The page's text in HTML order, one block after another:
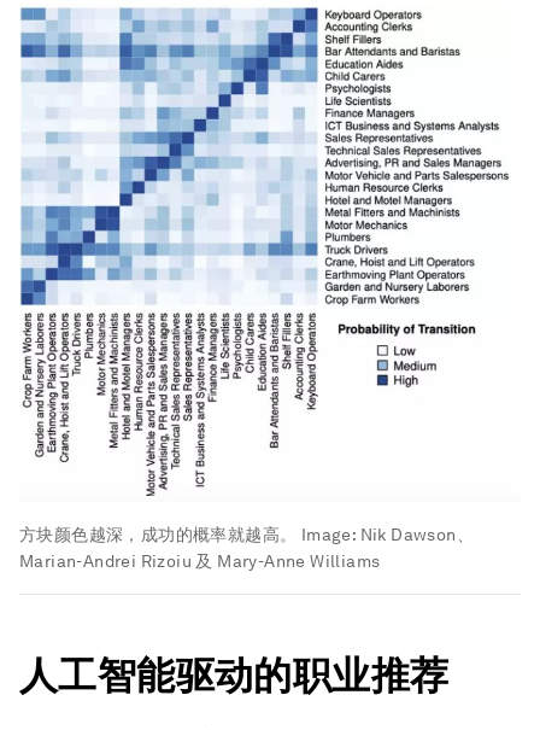
方块颜色越深，成功的概率就越高。 Image: Nik Dawson、
Marian-Andrei Rizoiu 及 Mary-Anne Williams
人工智能驱动的职业推荐